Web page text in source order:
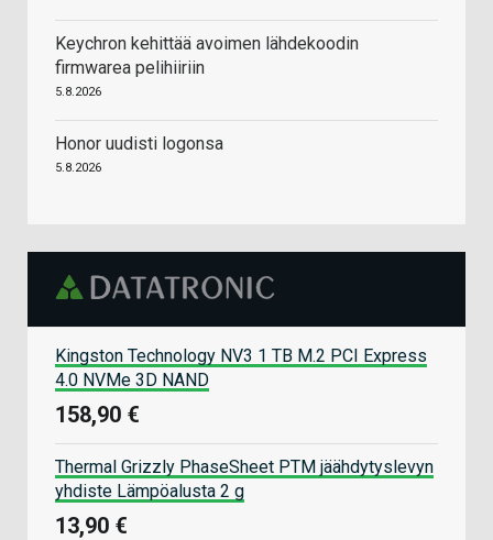
Keychron kehittää avoimen lähdekoodin
firmwarea pelihiiriin
5.8.2026
Honor uudisti logonsa
5.8.2026
Kingston Technology NV3 1 TB M.2 PCI Express
4.0 NVMe 3D NAND
158,90 €
Thermal Grizzly PhaseSheet PTM jäähdytyslevyn
yhdiste Lämpöalusta 2 g
13,90 €